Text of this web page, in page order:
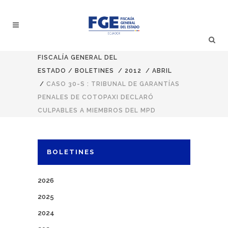
FISCALÍA GENERAL DEL
ESTADO / BOLETINES / 2012 / ABRIL
/ CASO 30-S : TRIBUNAL DE GARANTÍAS
PENALES DE COTOPAXI DECLARÓ
CULPABLES A MIEMBROS DEL MPD
BOLETINES
2026
2025
2024